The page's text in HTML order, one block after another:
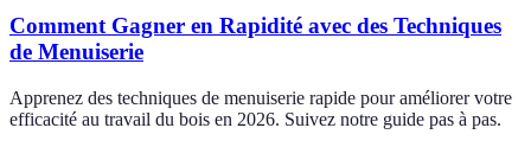
Comment Gagner en Rapidité avec des Techniques
de Menuiserie
Apprenez des techniques de menuiserie rapide pour améliorer votre
efficacité au travail du bois en 2026. Suivez notre guide pas à pas.